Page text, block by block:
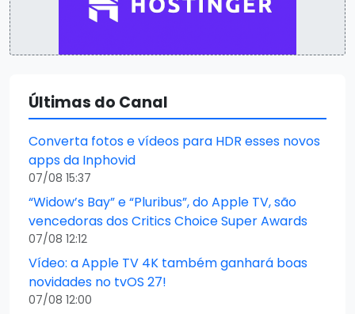
Últimas do Canal
Converta fotos e vídeos para HDR esses novos
apps da Inphovid
07/08 15:37
“Widow’s Bay” e “Pluribus”, do Apple TV, são
vencedoras dos Critics Choice Super Awards
07/08 12:12
Vídeo: a Apple TV 4K também ganhará boas
novidades no tvOS 27!
07/08 12:00